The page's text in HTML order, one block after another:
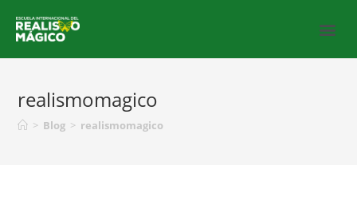
realismomagico
> Blog > realismomagico